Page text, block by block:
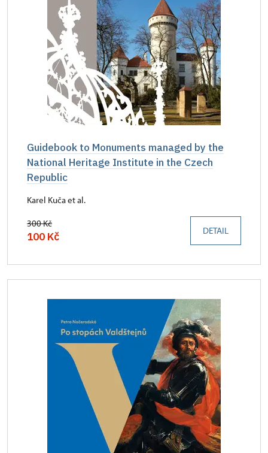
Guidebook to Monuments managed by the
National Heritage Institute in the Czech
Republic
Karel Kuča et al.
300 Kč
100 Kč DETAIL